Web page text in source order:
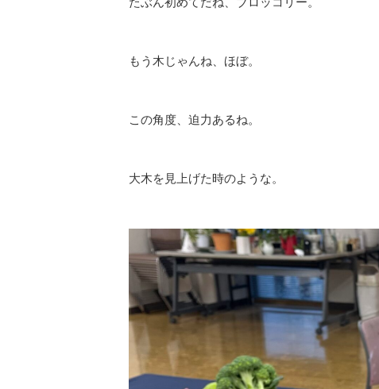
もう木じゃんね、ほぼ。
この角度、迫力あるね。
大木を見上げた時のような。